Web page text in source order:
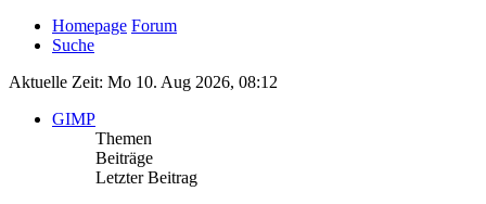
Homepage Forum
Suche
Aktuelle Zeit: Mo 10. Aug 2026, 08:12
GIMP
Themen
Beiträge
Letzter Beitrag